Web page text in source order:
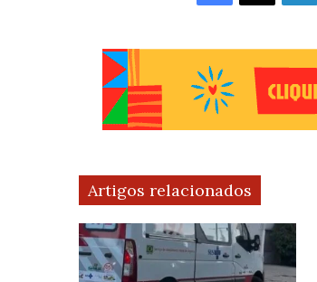
Artigos relacionados